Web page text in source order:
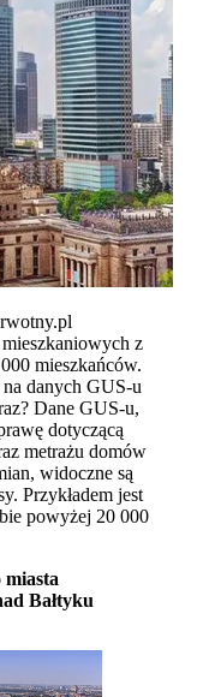
z
mieszkańców.
danych GUS-u
Dane GUS-u,
dotyczącą
metrażu domów
widoczne są
Przykładem jest
powyżej 20 000
miasta
Bałtyku